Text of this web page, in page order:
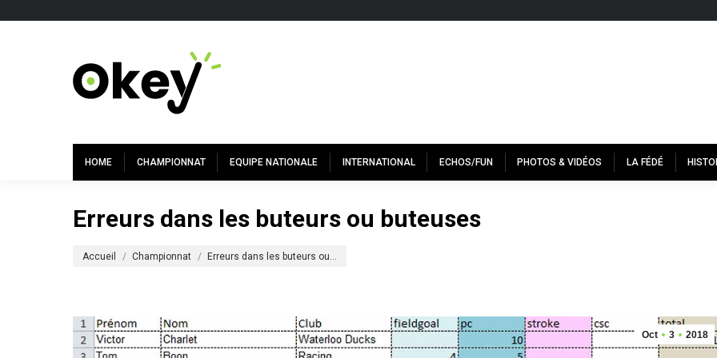
HOME CHAMPIONNAT EQUIPE NATIONALE INTERNATIONAL ECHOS/FUN PHOTOS & VIDÉOS LA FÉDÉ
Erreurs dans les buteurs ou buteuses
Accueil Championnat Erreurs dans les buteurs ou…
Oct 3 2018